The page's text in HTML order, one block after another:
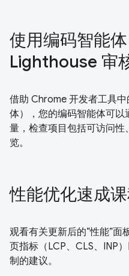
使用编码智能
Lighthouse 审
借助 Chrome 开发者工具
体），您的编码智能体可
量，检查项目包括可访问性
览。
性能优化速成
观看有关更新后的“性能”面
页指标（LCP、CLS、INP
制的建议。